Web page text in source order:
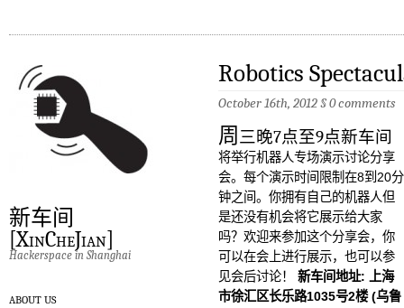
新车间
[XinCheJian]
Hackerspace in Shanghai
ABOUT US
Robotics
October 16th, 2012§0 comments
周 三晚7点至9点新车间
将举行机器人专场演示讨论分享
会。每个演示时间限制在8到20分
钟之间。你拥有自己的机器人但
是还没有机会将它展示给大家
吗？欢迎来参加这个分享会，你
可以在会上进行展示，也可以参
见会后讨论！ 新车间地址:
上海
市徐汇区长乐路1035号2楼(乌鲁